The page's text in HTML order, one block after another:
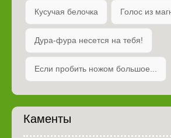
Кусучая белочка Голос из
Дура-фура несется на тебя!
Если пробить ножом большое...
Каменты